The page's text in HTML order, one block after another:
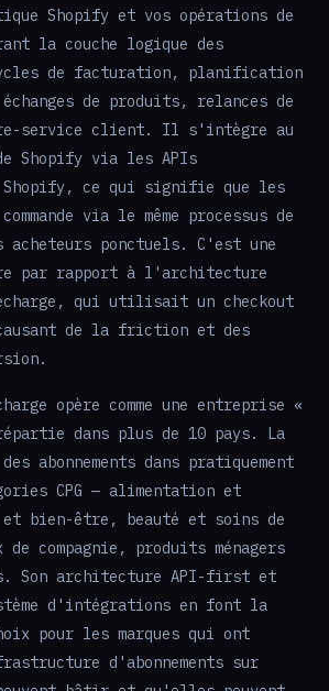
Shopify et vos opérations de
la couche logique des
de facturation, planification
de produits, relances de
service client. Il s'intègre au
Shopify via les APIs
Shopify, ce qui signifie que les
via le même processus de
acheteurs ponctuels. C'est une
par rapport à l'architecture
qui utilisait un checkout
causant de la friction et des
opère comme une entreprise «
dans plus de 10 pays. La
abonnements dans pratiquement
CPG — alimentation et
et bien-être, beauté et soins de
de compagnie, produits ménagers
Son architecture API-first et
d'intégrations en font la
pour les marques qui ont
d'abonnements sur